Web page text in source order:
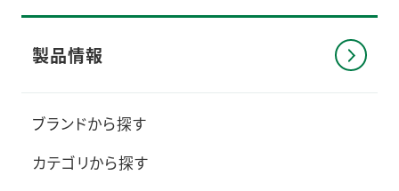
製品情報
ブランドから探す
カテゴリから探す